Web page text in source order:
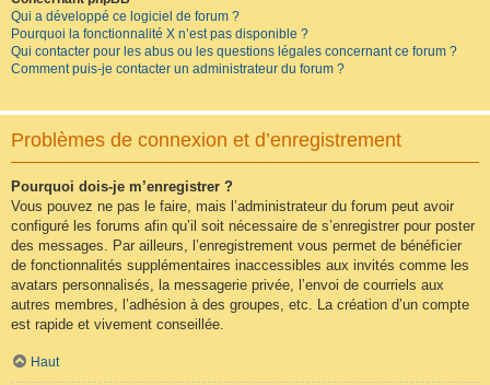
Qui a développé ce logiciel de forum ?
Pourquoi la fonctionnalité X n’est pas disponible ?
Qui contacter pour les abus ou les questions légales concernant ce forum ?
Comment puis-je contacter un administrateur du forum ?
Problèmes de connexion et d’enregistrement
Pourquoi dois-je m’enregistrer ?
Vous pouvez ne pas le faire, mais l’administrateur du forum peut avoir
configuré les forums afin qu’il soit nécessaire de s’enregistrer pour poster
des messages. Par ailleurs, l’enregistrement vous permet de bénéficier
de fonctionnalités supplémentaires inaccessibles aux invités comme les
avatars personnalisés, la messagerie privée, l’envoi de courriels aux
autres membres, l’adhésion à des groupes, etc. La création d’un compte
est rapide et vivement conseillée.
Haut